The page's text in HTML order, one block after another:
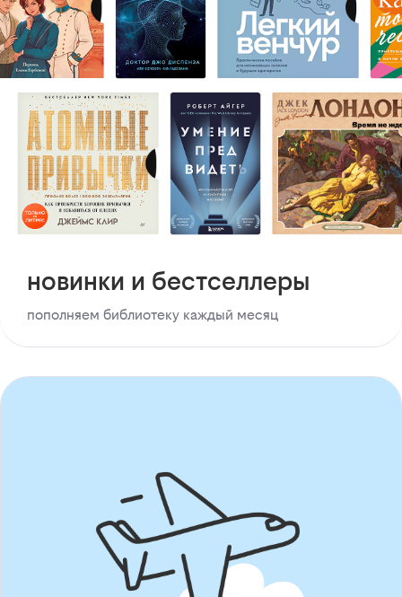
новинки и бестселлеры
пополняем библиотеку каждый месяц